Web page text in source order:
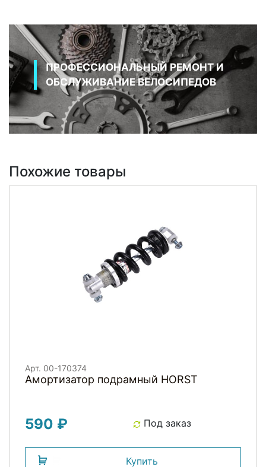
ПРОФЕССИОНАЛЬНЫЙ РЕМОНТ И
ОБСЛУЖИВАНИЕ ВЕЛОСИПЕДОВ
Похожие товары
Арт. 00-170374
Амортизатор подрамный HORST
590 ₽ Под заказ
Купить